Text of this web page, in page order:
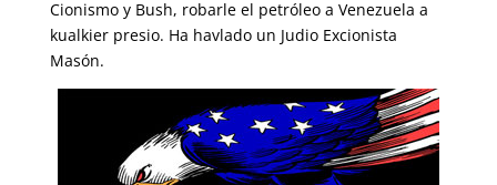
Cionismo y Bush, robarle el petróleo a Venezuela a
kualkier presio. Ha havlado un Judio Excionista
Masón.